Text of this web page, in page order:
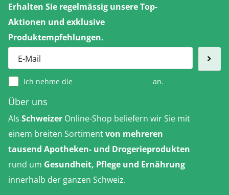
Erhalten Sie regelmässig unsere Top-
Aktionen und exklusive
Produktempfehlungen.
Ich nehme die an.
Über uns
Als Schweizer Online-Shop beliefern wir Sie mit
einem breiten Sortimentvon mehreren
tausend Apotheken- und Drogerieprodukten
rund um Gesundheit, Pflege und Ernährung
innerhalb der ganzen Schweiz.